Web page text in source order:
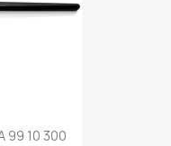
99 10 300